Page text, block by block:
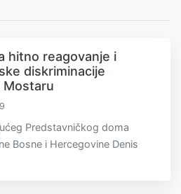
hitno reagovanje i
diskriminacije
Mostaru
Predstavničkog doma
Bosne i Hercegovine Denis